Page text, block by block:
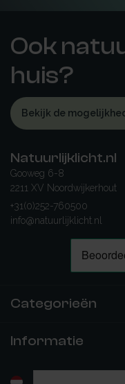
Ook
huis?
Bekijk de
Natuurlijklicht.nl
Gooweg 6-8
2211 XV Noordwijkerhout
+31(0)252-760500
info@natuurlijklicht.nl
Categorieën
Informatie